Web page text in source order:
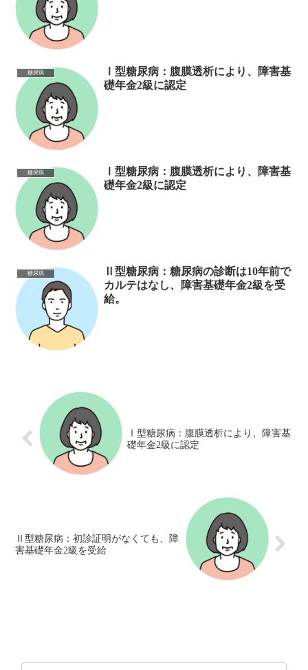
糖尿病
Ⅰ型糖尿病：腹膜透析により、障害基
礎年金2級に認定
糖尿病
Ⅰ型糖尿病：腹膜透析により、障害基
礎年金2級に認定
糖尿病
Ⅱ型糖尿病：糖尿病の診断は10年前で
カルテはなし、障害基礎年金2級を受
給。
Ⅰ型糖尿病：腹膜透析により、障害基
礎年金2級に認定
Ⅱ型糖尿病：初診証明がなくても、障
害基礎年金2級を受給